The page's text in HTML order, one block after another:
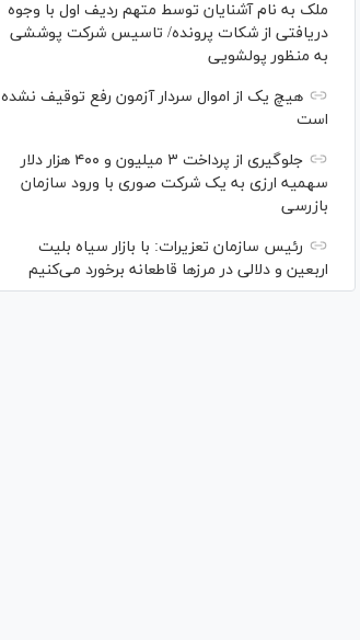
ملک به نام آشنایان توسط متهم ردیف اول با وجوه
دریافتی از شکات پرونده/ تاسیس شرکت پوششی
به منظور پولشویی
هیچ یک از اموال سردار آزمون رفع توقیف نشده
است
جلوگیری از پرداخت ۳ میلیون و ۴۰۰ هزار دلار
سهمیه ارزی به یک شرکت صوری با ورود سازمان
بازرسی
رئیس سازمان تعزیرات: با بازار سیاه بلیت
اربعین و دلالی در مرز‌ها قاطعانه برخورد می‌کنیم